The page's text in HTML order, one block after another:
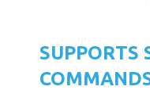
SUPPORTS